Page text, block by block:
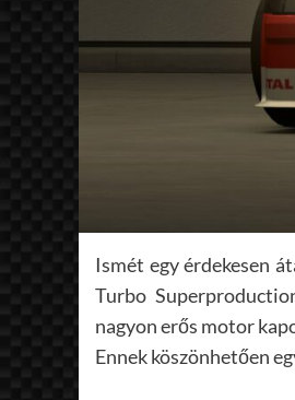
Ismét egy érdekesen
Turbo
nagyon erős motor
Ennek köszönhetően